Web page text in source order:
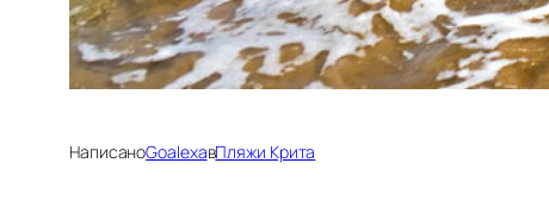
НаписаноGoalexaвПляжи Крита